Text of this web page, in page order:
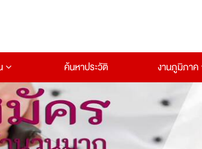
ค้นหาประวัติ งานภูมิภาค